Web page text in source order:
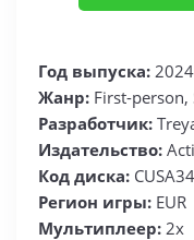
Год выпуска: 2024
Жанр: First-person,
Разработчик:
Издательство:
Код диска:
Регион игры: EUR
Мультиплеер: 2x